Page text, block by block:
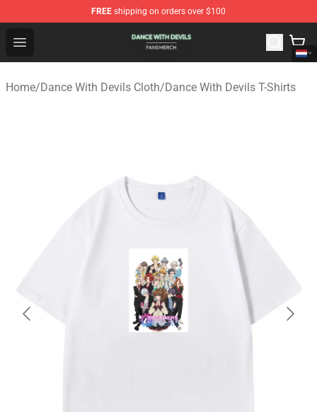
FREE shipping on orders over $100
Open menu
Dance With Devils Shop - Official Dance With Devils
Home/Dance With Devils Cloth/Dance With Devils T-Shirts